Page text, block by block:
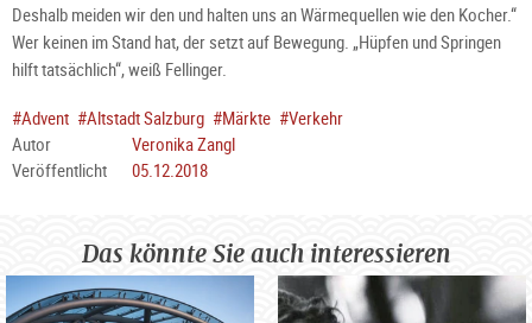
Deshalb meiden wir den und halten uns an Wärmequellen wie den Kocher.“
Wer keinen im Stand hat, der setzt auf Bewegung. „Hüpfen und Springen
hilft tatsächlich“, weiß Fellinger.
#Advent #Altstadt Salzburg #Märkte #Verkehr
Autor
Veronika Zangl
Veröffentlicht
05.12.2018
Das könnte Sie auch interessieren